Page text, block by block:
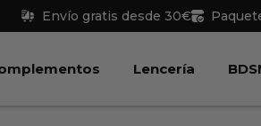
Envío gratis desde 30€
Juguetes Abrir Complementos
Lencería Abrir